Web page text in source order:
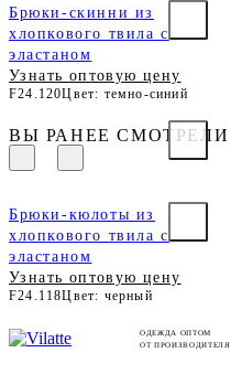
Брюки-скинни из
хлопкового твила с
эластаном
Узнать оптовую цену
F24.120Цвет: темно-синий
ВЫ РАНЕЕ СМОТРЕЛИ
Брюки-кюлоты из
хлопкового твила с
эластаном
Узнать оптовую цену
F24.118Цвет: черный
ОДЕЖДА ОПТОМ
ОТ ПРОИЗВОДИТЕЛЯ